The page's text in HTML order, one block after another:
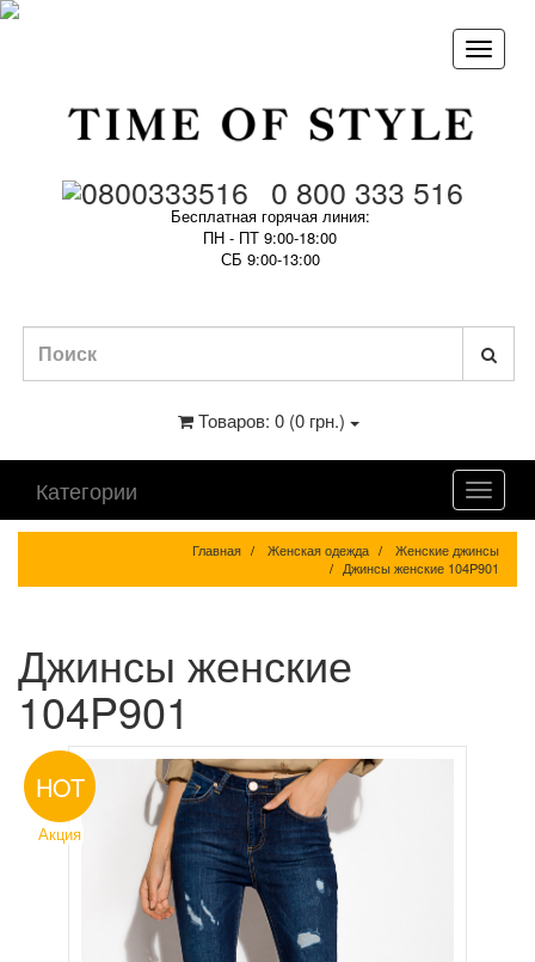
0 800 333 516
Бесплатная горячая линия:
ПН - ПТ 9:00-18:00
СБ 9:00-13:00
Товаров: 0 (0 грн.)
Категории
Главная Женская одежда
Женские джинсы
Джинсы женские 104P901
Джинсы женские
104P901
HOT
Акция